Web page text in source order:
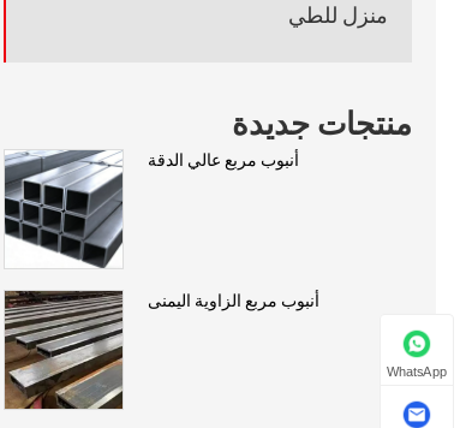
منزل للطي
منتجات جديدة
أنبوب مربع عالي الدقة
أنبوب مربع الزاوية اليمنى
WhatsApp